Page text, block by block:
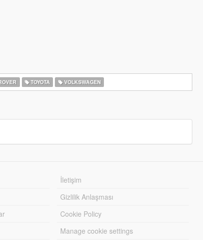
TOYOTA VOLKSWAGEN
İletişim
Gizlilik Anlaşması
Cookie Policy
Manage cookie settings